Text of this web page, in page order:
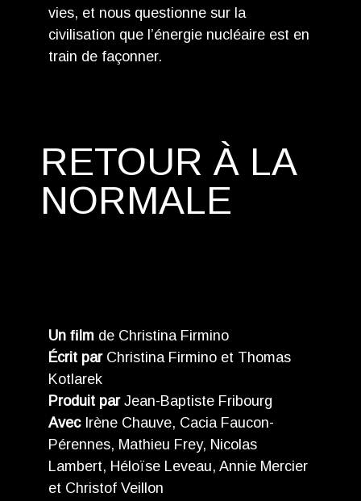
vies, et nous questionne sur la
civilisation que l’énergie nucléaire est en
train de façonner.
RETOUR À LA
NORMALE
Un ﬁlm de Christina Firmino
Écrit parChristina Firmino et Thomas
Kotlarek
Produit parJean-Baptiste Fribourg
AvecIrène Chauve, Cacia Faucon-
Pérennes, Mathieu Frey, Nicolas
Lambert, Héloïse Leveau, Annie Mercier
et Christof Veillon